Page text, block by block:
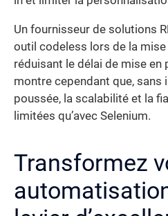
Un fournisseur de solutions
outil codeless lors de la mise
réduisant le délai de mise
montre cependant que, sans
poussée, la scalabilité et la
limitées qu’avec Selenium.
Transformez